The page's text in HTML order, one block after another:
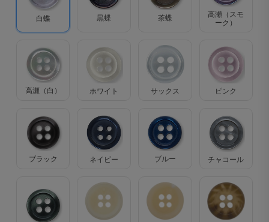
白蝶 黒蝶 茶蝶
高瀬（スモ
ーク）
高瀬（白） ホワイト サックス ピンク
ブラック ネイビー ブルー チャコール